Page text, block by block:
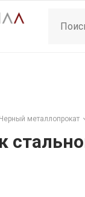
Черный металлопрокат